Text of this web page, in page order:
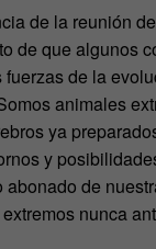
de la reunión
de que algunos
de la
animales
ya
y
de
nunca